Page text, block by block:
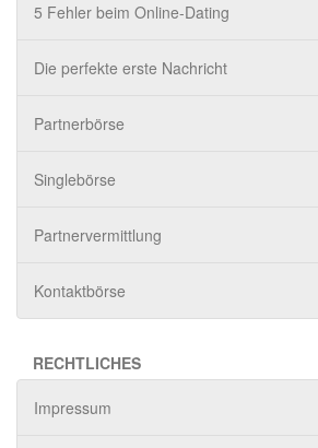
5 Fehler beim Online-Dating
Die perfekte erste Nachricht
Partnerbörse
Singlebörse
Partnervermittlung
Kontaktbörse
RECHTLICHES
Impressum